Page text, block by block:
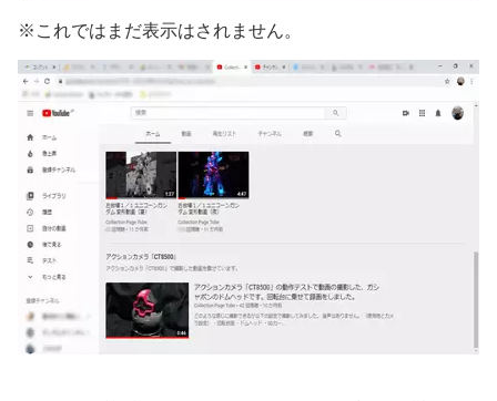
※これではまだ表示はされません。